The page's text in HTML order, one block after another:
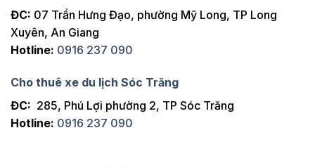
ĐC: 07 Trần Hưng Đạo, phường Mỹ Long, TP Long
Xuyên, An Giang
Hotline: 0916 237 090
Cho thuê xe du lịch Sóc Trăng
ĐC: 285, Phú Lợi phường 2, TP Sóc Trăng
Hotline: 0916 237 090